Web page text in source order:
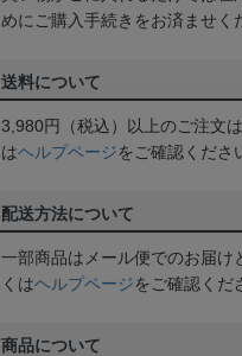
めにご購入手続きをお済ませく
送料について
3,980円（税込）以上のご注文
はヘルプページをご確認くださ
配送方法について
一部商品はメール便でのお届け
くはヘルプページをご確認くだ
商品について